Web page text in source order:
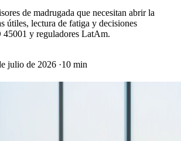
de madrugada que necesitan abrir la
útiles, lectura de fatiga y decisiones
y reguladores LatAm.
julio de 2026 ·10 min